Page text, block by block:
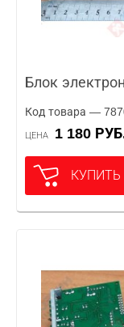
Блок
Код товара —
ЦЕНА 1 180
КУПИТЬ